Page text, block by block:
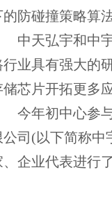
的防碰撞策略算
中天弘宇和中
行业具有强大的
储芯片开拓更多
今年初中心参
公司(以下简称中
、企业代表进行